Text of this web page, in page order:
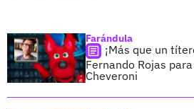
Farándula
¡Más que un
Fernando Rojas
Cheveroni